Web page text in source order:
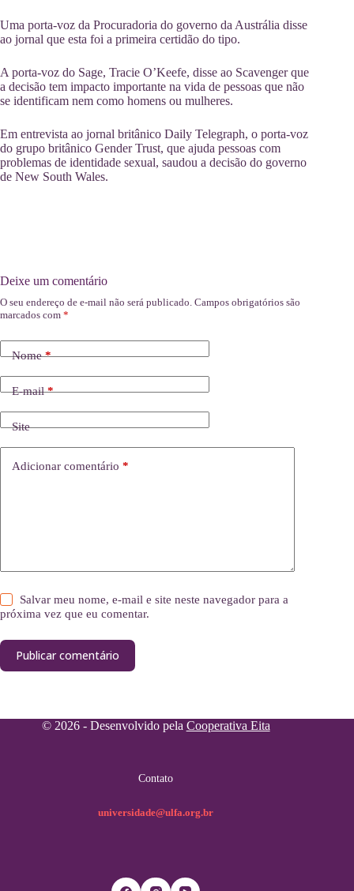
Uma porta-voz da Procuradoria do governo da Austrália disse
ao jornal que esta foi a primeira certidão do tipo.
A porta-voz do Sage, Tracie O’Keefe, disse ao Scavenger que
a decisão tem impacto importante na vida de pessoas que não
se identificam nem como homens ou mulheres.
Em entrevista ao jornal britânico Daily Telegraph, o porta-voz
do grupo britânico Gender Trust, que ajuda pessoas com
problemas de identidade sexual, saudou a decisão do governo
de New South Wales.
Deixe um comentário
O seu endereço de e-mail não será publicado. Campos obrigatórios são
marcados com *
Nome*
E-mail*
Site
Adicionar comentário *
Salvar meu nome, e-mail e site neste navegador para a
próxima vez que eu comentar.
Publicar comentário
© 2026 - Desenvolvido pela Cooperativa Eita
Contato
universidade@ulfa.org.br